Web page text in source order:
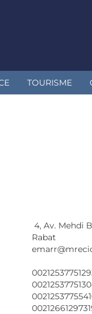
TOURISME
4, Av. Mehdi
Rabat